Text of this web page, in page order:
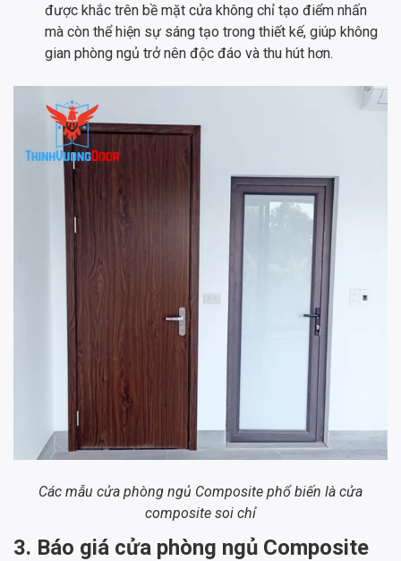
được khắc trên bề mặt cửa không chỉ tạo điểm nhấn
mà còn thể hiện sự sáng tạo trong thiết kế, giúp không
gian phòng ngủ trở nên độc đáo và thu hút hơn.
Các mẫu cửa phòng ngủ Composite phổ biến là cửa
composite soi chỉ
3. Báo giá cửa phòng ngủ Composite